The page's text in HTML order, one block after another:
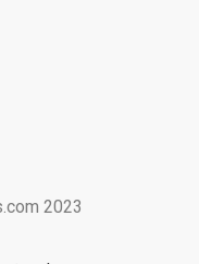
2023